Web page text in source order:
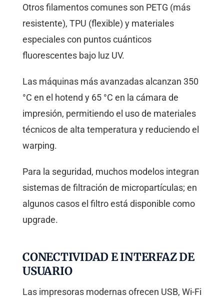
Otros filamentos comunes son PETG (más
resistente), TPU (flexible) y materiales
especiales con puntos cuánticos
fluorescentes bajo luz UV.
Las máquinas más avanzadas alcanzan 350
°C en el hotend y 65 °C en la cámara de
impresión, permitiendo el uso de materiales
técnicos de alta temperatura y reduciendo el
warping.
Para la seguridad, muchos modelos integran
sistemas de filtración de micropartículas; en
algunos casos el filtro está disponible como
upgrade.
CONECTIVIDAD E INTERFAZ DE
USUARIO
Las impresoras modernas ofrecen USB, Wi-Fi